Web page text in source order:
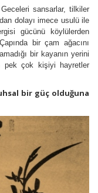
sansarlar, tilkiler
dolayı imece usulü ile
gücünü köylülerden
bir çam ağacını
bir kayanın yerini
pek çok kişiyi hayretler
bir güç olduğuna